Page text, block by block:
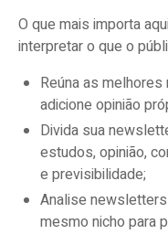
O que mais importa
interpretar o que o
Reúna as
adicione opinião
Divida sua
estudos, opinião,
e previsibilidade;
Analise
mesmo nicho para